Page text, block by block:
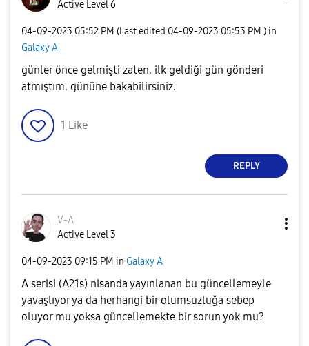
Active Level 6
‎04-09-2023 05:52 PM (Last edited ‎04-09-2023 05:53 PM ) in
Galaxy A
günler önce gelmişti zaten. ilk geldiği gün gönderi
atmıştım. gününe bakabilirsiniz.
1 Like
REPLY
V-A
Active Level 3
‎04-09-2023 09:15 PM in Galaxy A
A serisi (A21s) nisanda yayınlanan bu güncellemeyle
yavaşlıyor ya da herhangi bir olumsuzluğa sebep
oluyor mu yoksa güncellemekte bir sorun yok mu?